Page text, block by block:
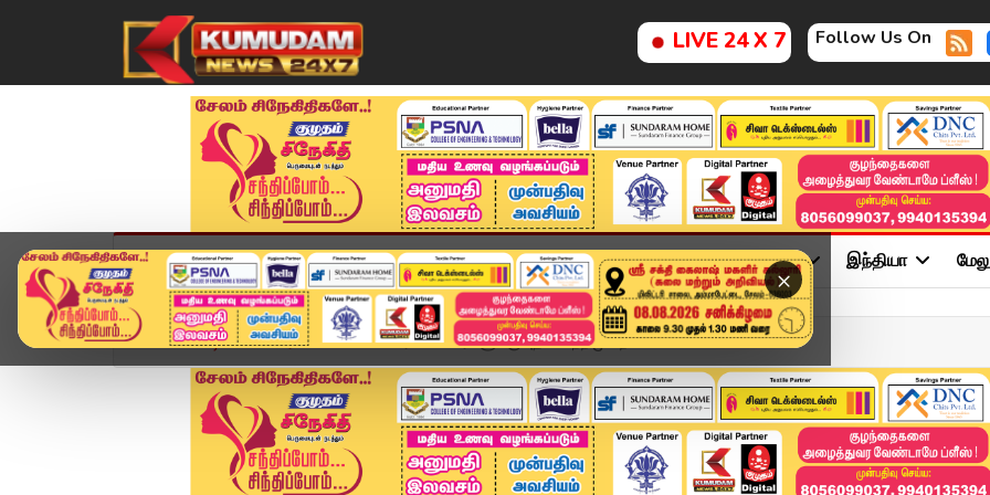
LIVE 24 X 7 Follow Us On
×
முகப்பு விளையாட்டு அண்மை தமிழ்நாடு சினிமா அரசியல் விளையாட்டு இந்தியா
Home வீடியோ ஸ்டோரி டாஸ்மாக் பார் டெண்டர்களுக்கு புதிய நெறிமுறைகள் ...